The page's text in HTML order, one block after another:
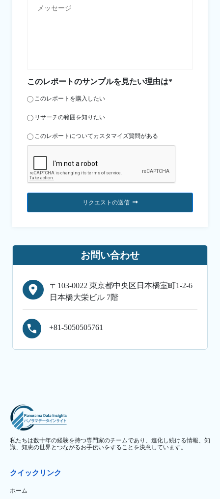
このレポートのサンプルを見たい理由は*
このレポートを購入したい
リサーチの範囲を知りたい
このレポートについてカスタマイズ質問がある
リクエストの送信
お問い合わせ
〒103-0022 東京都中央区日本橋室町1-2-6
日本橋大栄ビル 7階
+81-5050505761
私たちは数十年の経験を持つ専門家のチームであり、進化し続ける情報、知
識、知恵の世界とつながるお手伝いをすることを決意しています。
クイックリンク
ホーム